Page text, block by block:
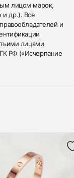
лицом марок,
и др.). Все
и
лицами
РФ («Исчерпание